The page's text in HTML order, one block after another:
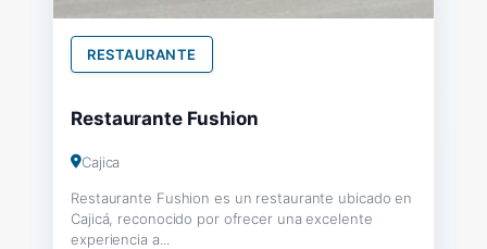
RESTAURANTE
Restaurante Fushion
Cajica
Restaurante Fushion es un restaurante ubicado en
Cajicá, reconocido por ofrecer una excelente
experiencia a...